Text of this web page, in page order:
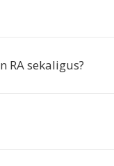
RA sekaligus?